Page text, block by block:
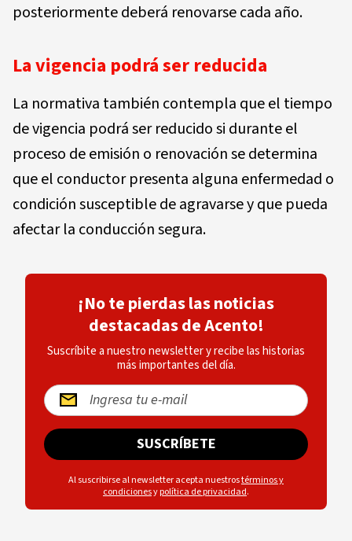
posteriormente deberá renovarse cada año.
La vigencia podrá ser reducida
La normativa también contempla que el tiempo
de vigencia podrá ser reducido si durante el
proceso de emisión o renovación se determina
que el conductor presenta alguna enfermedad o
condición susceptible de agravarse y que pueda
afectar la conducción segura.
¡No te pierdas las noticias
destacadas de Acento!
Suscríbite a nuestro newsletter y recibe las historias
más importantes del día.
SUSCRÍBETE
Al suscribirse al newsletter acepta nuestrostérminos y
condicionesypolítica de privacidad.